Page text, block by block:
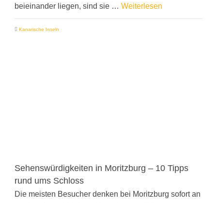
beieinander liegen, sind sie … Weiterlesen
Kanarische Inseln
Sehenswürdigkeiten in Moritzburg – 10 Tipps
rund ums Schloss
Die meisten Besucher denken bei Moritzburg sofort an